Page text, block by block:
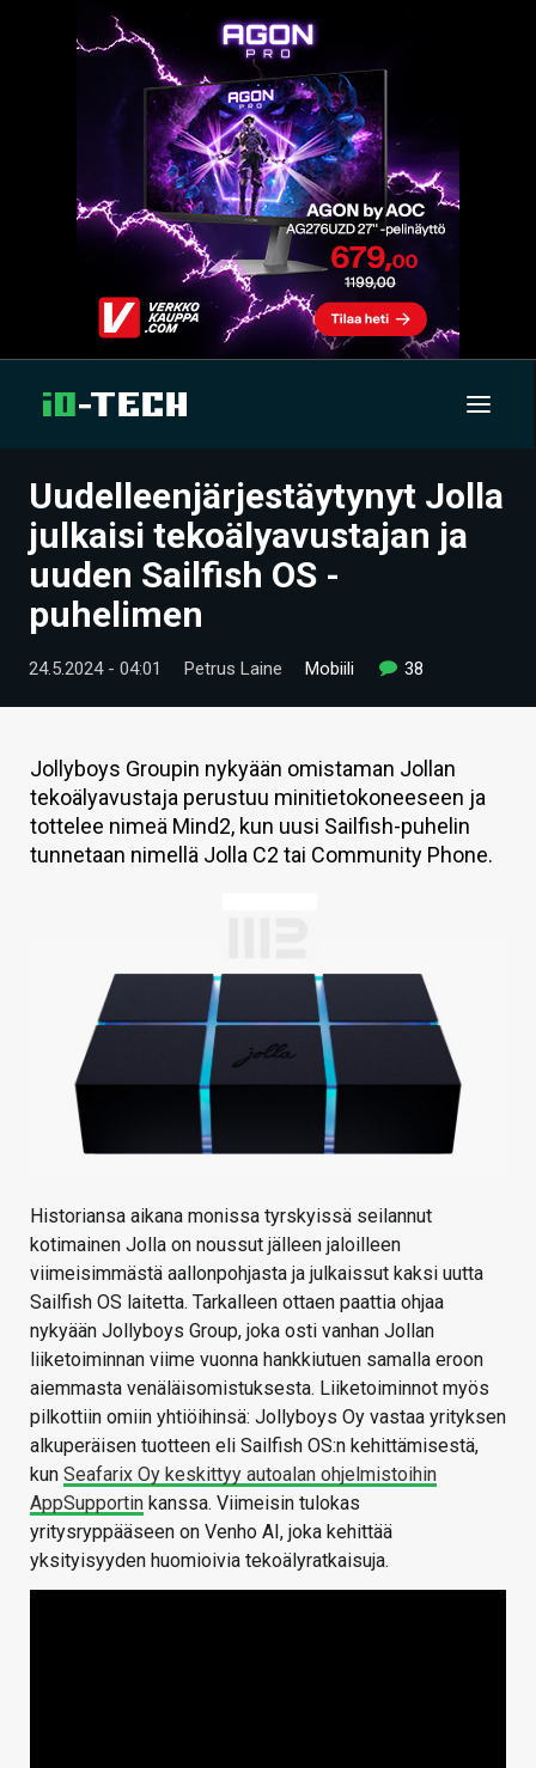
UUTISET
ARTIKKELIT
VIDEOT
TECHBBS
HINTA.FI
KAUPPA
VAIHDA TEEMA
Uudelleenjärjestäytynyt Jolla
julkaisi tekoälyavustajan ja
uuden Sailfish OS -
puhelimen
24.5.2024 - 04:01 Petrus Laine Mobiili 38
Jollyboys Groupin nykyään omistaman Jollan
tekoälyavustaja perustuu minitietokoneeseen ja
tottelee nimeä Mind2, kun uusi Sailfish-puhelin
tunnetaan nimellä Jolla C2 tai Community Phone.
Historiansa aikana monissa tyrskyissä seilannut
kotimainen Jolla on noussut jälleen jaloilleen
viimeisimmästä aallonpohjasta ja julkaissut kaksi uutta
Sailfish OS laitetta. Tarkalleen ottaen paattia ohjaa
nykyään Jollyboys Group, joka osti vanhan Jollan
liiketoiminnan viime vuonna hankkiutuen samalla eroon
aiemmasta venäläisomistuksesta. Liiketoiminnot myös
pilkottiin omiin yhtiöihinsä: Jollyboys Oy vastaa yrityksen
alkuperäisen tuotteen eli Sailfish OS:n kehittämisestä,
kun Seafarix Oy keskittyy autoalan ohjelmistoihin
AppSupportin kanssa. Viimeisin tulokas
yritysryppääseen on Venho AI, joka kehittää
yksityisyyden huomioivia tekoälyratkaisuja.